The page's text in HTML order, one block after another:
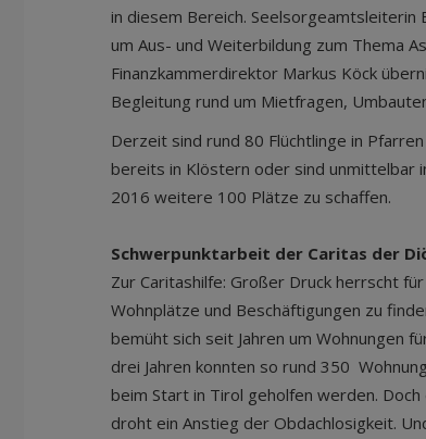
in diesem Bereich.
um Aus- und Weiterbildung zum Thema
Finanzkammerdirektor Markus Köck
Begleitung rund um Mietfragen,
Derzeit sind rund 80 Flüchtlinge in
bereits in Klöstern oder sind unmittelbar
2016 weitere 100 Plätze zu schaffen.
Schwerpunktarbeit der Caritas der
Zur Caritashilfe: Großer Druck herrscht
Wohnplätze und Beschäftigungen zu
bemüht sich seit Jahren um Wohnungen
drei Jahren konnten so rund 350
beim Start in Tirol geholfen werden.
droht ein Anstieg der Obdachlosigkeit.